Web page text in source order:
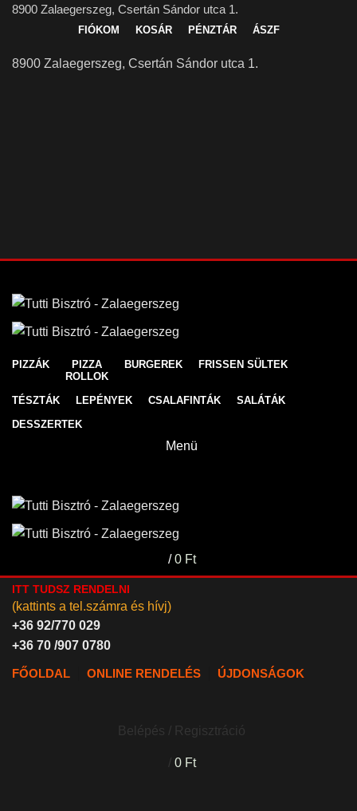
8900 Zalaegerszeg, Csertán Sándor utca 1.
FIÓKOM KOSÁR PÉNZTÁR ÁSZF
8900 Zalaegerszeg, Csertán Sándor utca 1.
PIZZÁK
PIZZA
ROLLOK
BURGEREK FRISSEN SÜLTEK
TÉSZTÁK LEPÉNYEK CSALAFINTÁK
SALÁTÁK
DESSZERTEK
Menü
/ 0 Ft
ITT TUDSZ RENDELNI
(kattints a tel.számra és hívj)
+36 92/770 029
+36 70 /907 0780
FŐOLDAL ONLINE RENDELÉS ÚJDONSÁGOK
Belépés / Regisztráció
/ 0 Ft